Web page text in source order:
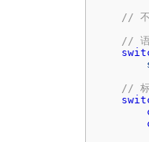
// 不
// 语
// 标